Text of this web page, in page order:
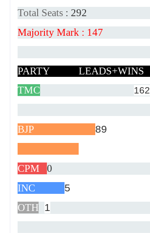
Total Seats : 292
Majority Mark : 147
PARTY LEADS+WINS
TMC
162
BJP 89
CPM
0
INC
5
OTH 1